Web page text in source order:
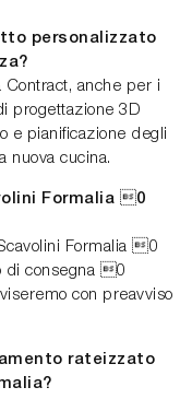
personalizzato
anche per i
progettazione 3D
e pianificazione degli
nuova cucina.
Formalia 0
Formalia 0
di consegna 0
con preavviso
rateizzato